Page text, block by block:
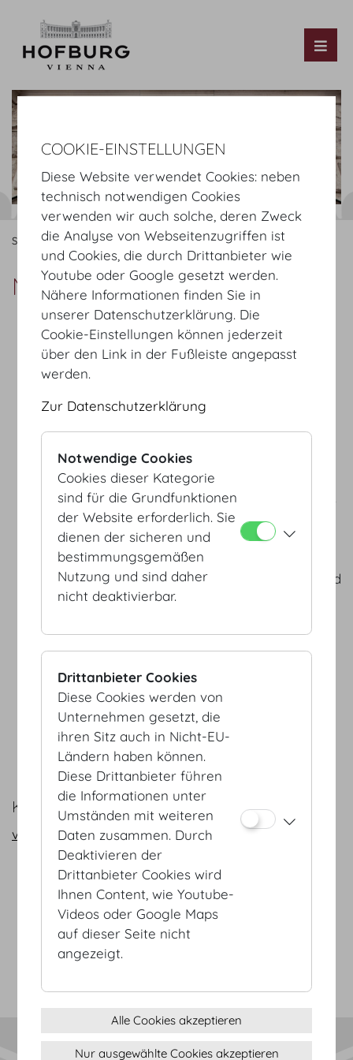
Startseite Über Uns Mitgliedschaften
Mitgliedschaften
ACB Austrian Convention
AIPC Association Internationale
www.aipc.org
DHK Deutsche Handelskammer
in Österreich
www.dhk.at
ICCA International Congress and
Convention Association
ÖHV Österreichische
Hoteliervereinigung
www.oehv.at
ÖRV Österreichischer
Reiseverband
www.oerv.at
KONTAKT
vienna@hofburg.com
AGB
Datenschutz
Impressum
Cookie Einstellungen
COOKIE-EINSTELLUNGEN
Diese Website verwendet Cookies: neben
technisch notwendigen Cookies
verwenden wir auch solche, deren Zweck
die Analyse von Webseitenzugriffen ist
und Cookies, die durch Drittanbieter wie
Youtube oder Google gesetzt werden.
Nähere Informationen finden Sie in
unserer Datenschutzerklärung. Die
Cookie-Einstellungen können jederzeit
über den Link in der Fußleiste angepasst
werden.
Zur Datenschutzerklärung
Notwendige Cookies
Cookies dieser Kategorie
sind für die Grundfunktionen
der Website erforderlich. Sie
dienen der sicheren und
bestimmungsgemäßen
Nutzung und sind daher
nicht deaktivierbar.
Drittanbieter Cookies
Diese Cookies werden von
Unternehmen gesetzt, die
ihren Sitz auch in Nicht-EU-
Ländern haben können.
Diese Drittanbieter führen
die Informationen unter
Umständen mit weiteren
Daten zusammen. Durch
Deaktivieren der
Drittanbieter Cookies wird
Ihnen Content, wie Youtube-
Videos oder Google Maps
auf dieser Seite nicht
angezeigt.
Alle Cookies akzeptieren
Nur ausgewählte Cookies akzeptieren